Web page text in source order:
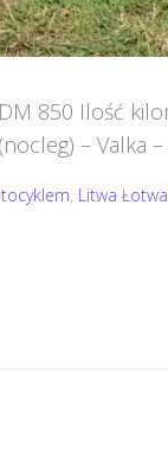
850 Ilość
– Valka
, Litwa